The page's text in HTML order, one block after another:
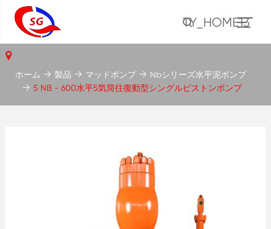
TY_HOME13
ホーム 製品 マッドポンプ
Nbシリーズ水平泥ポンプ
5 NB - 600水平5気筒往復動型シングルピストンポンプ